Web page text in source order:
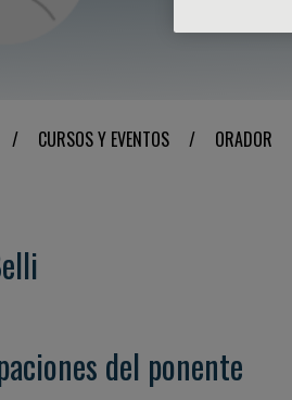
/ CURSOS Y EVENTOS / ORADOR
del ponente